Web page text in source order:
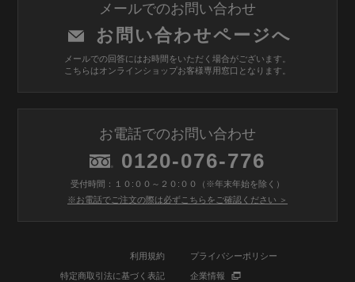
メールでのお問い合わせ
お問い合わせページへ
メールでの回答にはお時間をいただく場合がございます。
こちらはオンラインショップお客様専用窓口となります。
お電話でのお問い合わせ
0120-076-776
受付時間：１０:００～２０:００（※年末年始を除く）
※お電話でご注文の際は必ずこちらをご確認ください ＞
利用規約 プライバシーポリシー
特定商取引法に基づく表記 企業情報